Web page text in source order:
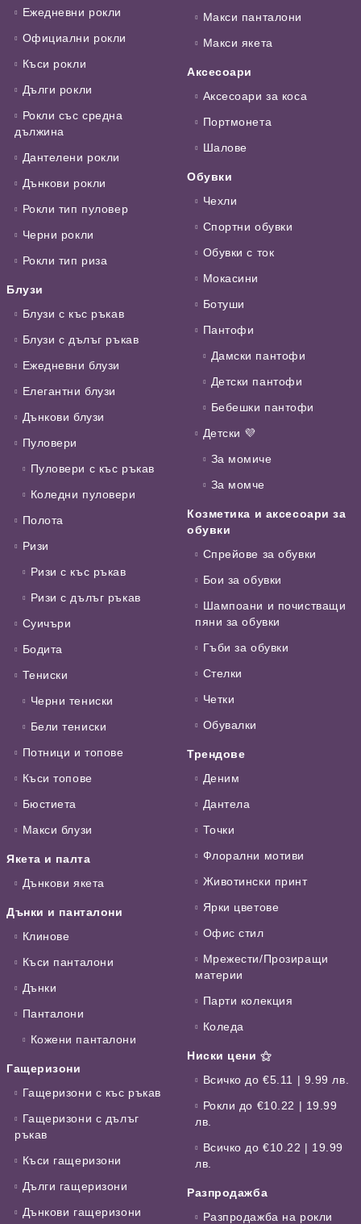
Ежедневни рокли
Официални рокли
Къси рокли
Дълги рокли
Рокли със средна
дължина
Дантелени рокли
Дънкови рокли
Рокли тип пуловер
Черни рокли
Рокли тип риза
Блузи
Блузи с къс ръкав
Блузи с дълъг ръкав
Ежедневни блузи
Елегантни блузи
Дънкови блузи
Пуловери
Пуловери с къс ръкав
Коледни пуловери
Полота
Ризи
Ризи с къс ръкав
Ризи с дълъг ръкав
Суичъри
Бодита
Тениски
Черни тениски
Бели тениски
Потници и топове
Къси топове
Бюстиета
Макси блузи
Якета и палта
Дънкови якета
Дънки и панталони
Клинове
Къси панталони
Дънки
Панталони
Кожени панталони
Гащеризони
Гащеризони с къс ръкав
Гащеризони с дълъг
ръкав
Къси гащеризони
Дълги гащеризони
Дънкови гащеризони
Макси панталони
Макси якета
Аксесоари
Аксесоари за коса
Портмонета
Шалове
Обувки
Чехли
Спортни обувки
Обувки с ток
Мокасини
Ботуши
Пантофи
Дамски пантофи
Детски пантофи
Бебешки пантофи
Детски 💜
За момиче
За момче
Козметика и аксесоари за
обувки
Спрейове за обувки
Бои за обувки
Шампоани и почистващи
пяни за обувки
Гъби за обувки
Стелки
Четки
Обувалки
Трендове
Деним
Дантела
Точки
Флорални мотиви
Животински принт
Ярки цветове
Офис стил
Мрежести/Прозиращи
материи
Парти колекция
Коледа
Ниски цени ⚝
Всичко до €5.11 | 9.99 лв.
Рокли до €10.22 | 19.99
лв.
Всичко до €10.22 | 19.99
лв.
Разпродажба
Разпродажба на рокли